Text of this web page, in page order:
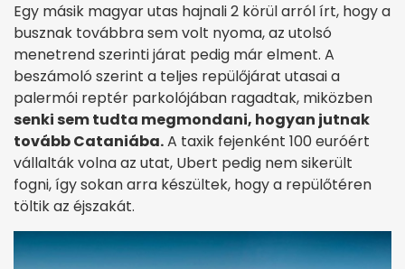
Egy másik magyar utas hajnali 2 körül arról írt, hogy a
busznak továbbra sem volt nyoma, az utolsó
menetrend szerinti járat pedig már elment. A
beszámoló szerint a teljes repülőjárat utasai a
palermói reptér parkolójában ragadtak, miközben
senki sem tudta megmondani, hogyan jutnak
tovább Cataniába.A taxik fejenként 100 euróért
vállalták volna az utat, Ubert pedig nem sikerült
fogni, így sokan arra készültek, hogy a repülőtéren
töltik az éjszakát.